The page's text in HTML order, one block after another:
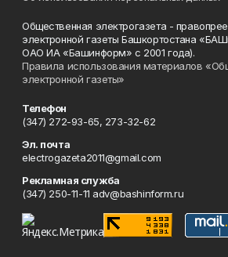
Общественная электрогазета -
электронной газеты Башкортостана
ОАО ИА «Башинформ» с 2001 года).
Правила использования материалов
электронной газеты»
Телефон
(347) 272-93-65, 273-32-62
Эл. почта
electrogazeta2011@gmail.com
Рекламная служба
(347) 250-11-11 adv@bashinform.ru